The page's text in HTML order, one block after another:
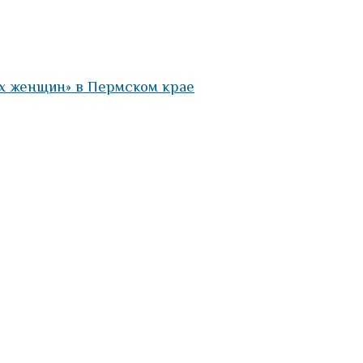
женщин» в Пермском крае